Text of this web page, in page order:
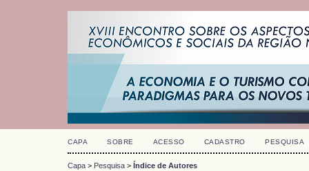
CAPA SOBRE ACESSO CADASTRO PESQUISA
Capa > Pesquisa > Índice de Autores